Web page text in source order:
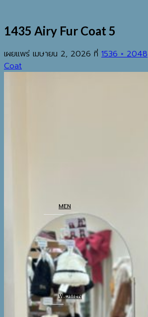
MEN
COATS
TOP
BOTTOM
THERMAL
UNDERWEAR
WOMEN
1435 Airy Fur Coat 5
เผยแพร่ เมษายน 2, 2026 ที่ 1536 × 2048
Coat